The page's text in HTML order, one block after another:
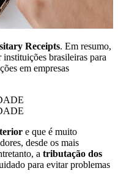
Receipts. Em resumo,
brasileiras para
em empresas
e que é muito
desde os mais
a tributação dos
para evitar problemas